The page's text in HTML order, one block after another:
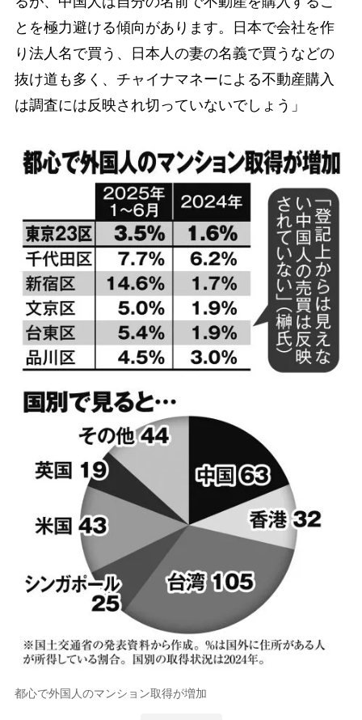
とを極力避ける傾向があります。日本で会社を作
り法人名で買う、日本人の妻の名義で買うなどの
抜け道も多く、チャイナマネーによる不動産購入
は調査には反映され切っていないでしょう」
都心で外国人のマンション取得が増加